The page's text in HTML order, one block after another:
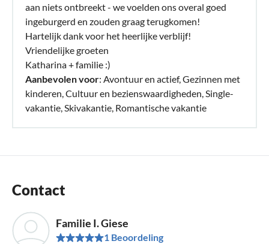
aan niets ontbreekt - we voelden ons overal goed
ingeburgerd en zouden graag terugkomen!
Hartelijk dank voor het heerlijke verblijf!
Vriendelijke groeten
Katharina + familie :)
Aanbevolen voor: Avontuur en actief, Gezinnen met
kinderen, Cultuur en bezienswaardigheden, Single-
vakantie, Skivakantie, Romantische vakantie
Contact
Familie I. Giese
1 Beoordeling